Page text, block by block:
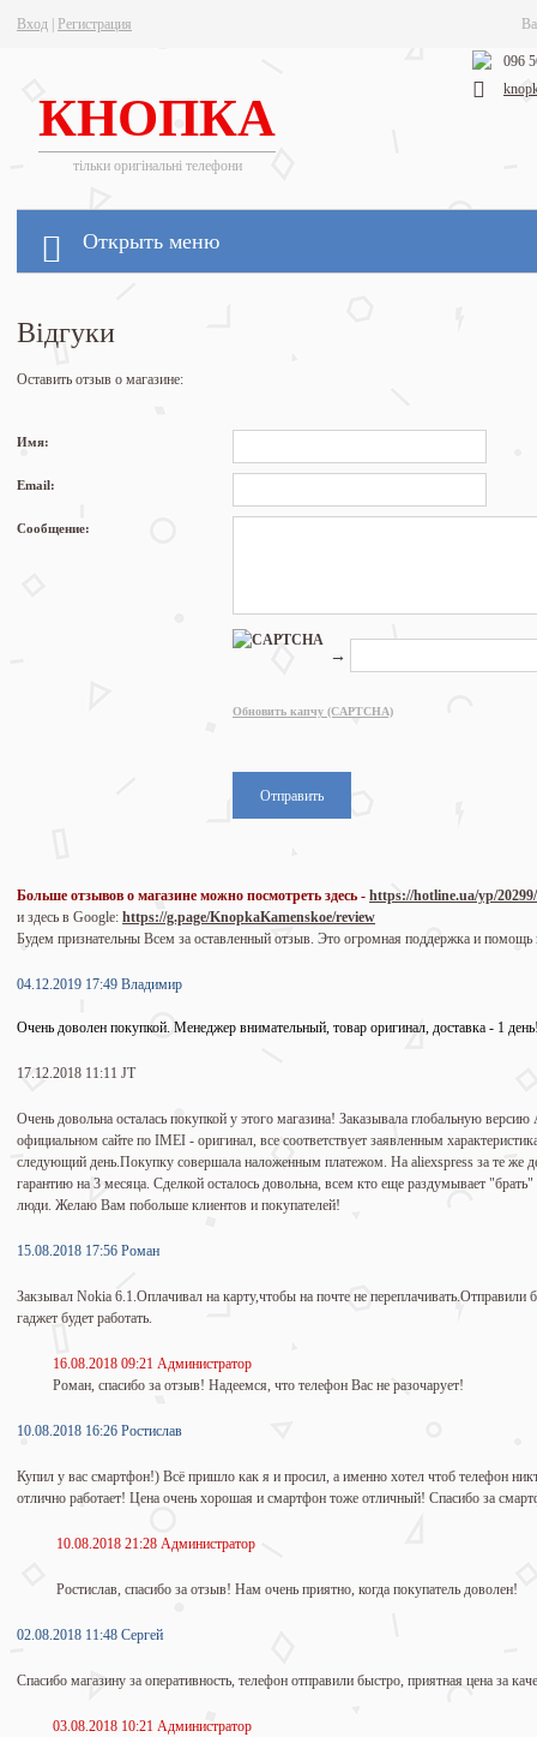
Вход Регистрация
КНОПКА
тільки оригінальні телефони
096
Открыть меню
Відгуки
Оставить отзыв о магазине:
Имя:
Email:
Сообщение:
→
Обновить капчу (CAPTCHA)
Больше отзывов о магазине можно посмотреть здесь - https://hotline.ua/yp/
и здесь в Google: https://g.page/KnopkaKamenskoe/review
Будем признательны Всем за оставленный отзыв. Это огромная поддержка и
04.12.2019 17:49 Владимир
Очень доволен покупкой. Менеджер внимательный, товар оригинал, доставка - 1
17.12.2018 11:11 JT
Очень довольна осталась покупкой у этого магазина! Заказывала глобальную
официальном сайте по IMEI - оригинал, все соответствует заявленным
следующий день.Покупку совершала наложенным платежом. На aliexspress за те же
гарантию на 3 месяца. Сделкой осталось довольна, всем кто еще раздумывает
люди. Желаю Вам побольше клиентов и покупателей!
15.08.2018 17:56 Роман
Закзывал Nokia 6.1.Оплачивал на карту,чтобы на почте не
гаджет будет работать.
16.08.2018 09:21 Администратор
Роман, спасибо за отзыв! Надеемся, что телефон Вас не разочарует!
10.08.2018 16:26 Ростислав
Купил у вас смартфон!) Всё пришло как я и просил, а именно хотел чтоб телефон
отлично работает! Цена очень хорошая и смартфон тоже отличный! Спасибо за
10.08.2018 21:28 Администратор
Ростислав, спасибо за отзыв! Нам очень приятно, когда покупатель доволен!
02.08.2018 11:48 Сергей
Спасибо магазину за оперативность, телефон отправили быстро, приятная цена за
03.08.2018 10:21 Администратор